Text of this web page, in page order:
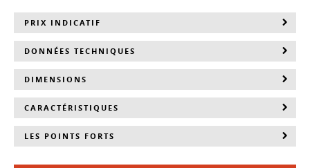
PRIX INDICATIF
DONNÉES TECHNIQUES
DIMENSIONS
CARACTÉRISTIQUES
LES POINTS FORTS